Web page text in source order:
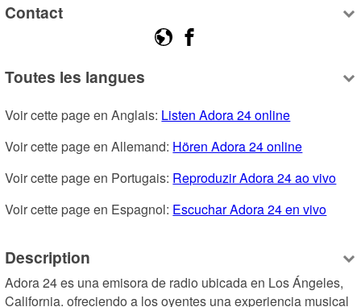
Contact
Toutes les langues
Voir cette page en Anglais: Listen Adora 24 online
Voir cette page en Allemand: Hören Adora 24 online
Voir cette page en Portugais: Reproduzir Adora 24 ao vivo
Voir cette page en Espagnol: Escuchar Adora 24 en vivo
Description
Adora 24 es una emisora de radio ubicada en Los Ángeles,
California. ofreciendo a los oyentes una experiencia musical